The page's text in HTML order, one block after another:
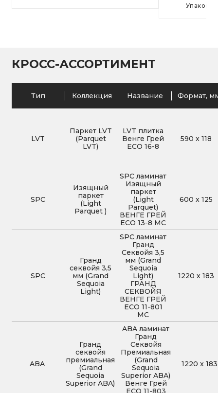
КРОСС-АССОРТИМЕНТ
Тип Коллекция Название Формат,
LVT
Паркет LVT
(Parquet
LVT)
LVT плитка
Венге Грей
ECO 16-8
590 x 118
SPC
Изящный
паркет
(Light
Parquet )
SPC ламинат
Изящный
паркет
(Light
Parquet)
ВЕНГЕ ГРЕЙ
ЕСО 13-8 MC
600 x 125
SPC
Гранд
секвойя 3,5
мм (Grand
Sequoia
Light)
SPC ламинат
Гранд
Секвойя 3,5
мм (Grand
Sequoia
Light)
ГРАНД
СЕКВОЙЯ
ВЕНГЕ ГРЕЙ
ЕСО 11-801
MC
1220 x 183
ABA
Гранд
секвойя
премиальная
(Grand
Sequoia
Superior ABA)
ABA ламинат
Гранд
Секвойя
Премиальная
(Grand
Sequoia
Superior ABA)
Венге Грей
ECO 11-803
1220 x 183